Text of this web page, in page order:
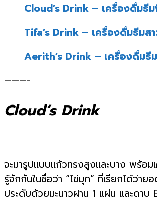
Cloud’s Drink – เครื่องดื่มธี
Tifa’s Drink – เครื่องดื่มธีมส
Aerith’s Drink – เครื่องดื่มธี
———-
Cloud’s Drink
จะมารูปแบบแก้วทรงสูงและบาง พร้อ
รู้จักกันในชื่อว่า “ไข่มุก” ที่เรียกได้ว่
ประดับด้วยมะนาวฝาน 1 แผ่น และดา